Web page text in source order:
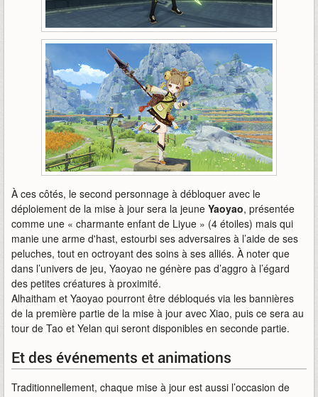
À ces côtés, le second personnage à débloquer avec le
déploiement de la mise à jour sera la jeune Yaoyao, présentée
comme une « charmante enfant de Liyue » (4 étoiles) mais qui
manie une arme d'hast, estourbi ses adversaires à l’aide de ses
peluches, tout en octroyant des soins à ses alliés. À noter que
dans l’univers de jeu, Yaoyao ne génère pas d’aggro à l’égard
des petites créatures à proximité.
Alhaitham et Yaoyao pourront être débloqués via les bannières
de la première partie de la mise à jour avec Xiao, puis ce sera au
tour de Tao et Yelan qui seront disponibles en seconde partie.
Et des événements et animations
Traditionnellement, chaque mise à jour est aussi l’occasion de